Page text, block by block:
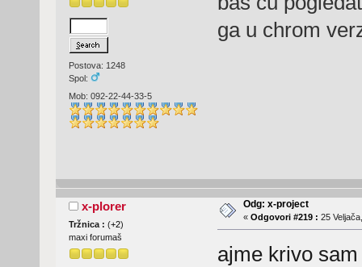
Postova: 1248
Spol:
Mob: 092-22-44-33-5
ga u chrom
x-plorer
Tržnica : (+2)
maxi forumaš
Odg: x-project
« Odgovori #219 : 25
ajme krivo